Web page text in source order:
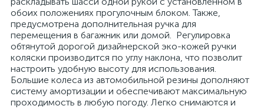
обоих положениях прогулочным блоком. Также,
предусмотрена дополнительная ручка для
перемещения в багажник или домой. Регулировка
обтянутой дорогой дизайнерской эко-кожей ручки
коляски производится по углу наклона, что позволит
настроить удобную высоту для использования.
Большие колеса из автомобильной резины дополняют
систему амортизации и обеспечивают максимальную
проходимость в любую погоду. Легко снимаются и